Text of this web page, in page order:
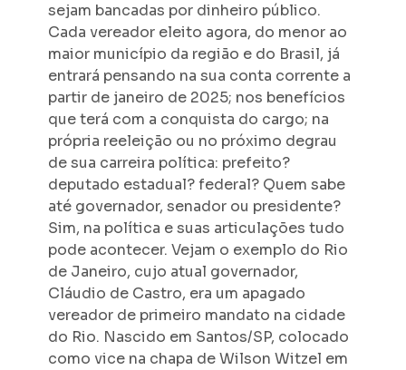
sejam bancadas por dinheiro público.
Cada vereador eleito agora, do menor ao
maior município da região e do Brasil, já
entrará pensando na sua conta corrente a
partir de janeiro de 2025; nos benefícios
que terá com a conquista do cargo; na
própria reeleição ou no próximo degrau
de sua carreira política: prefeito?
deputado estadual? federal? Quem sabe
até governador, senador ou presidente?
Sim, na política e suas articulações tudo
pode acontecer. Vejam o exemplo do Rio
de Janeiro, cujo atual governador,
Cláudio de Castro, era um apagado
vereador de primeiro mandato na cidade
do Rio. Nascido em Santos/SP, colocado
como vice na chapa de Wilson Witzel em